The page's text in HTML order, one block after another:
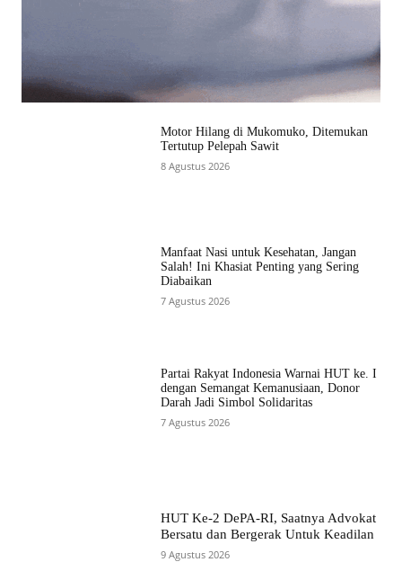
Motor Hilang di Mukomuko, Ditemukan
Tertutup Pelepah Sawit
8 Agustus 2026
Manfaat Nasi untuk Kesehatan, Jangan
Salah! Ini Khasiat Penting yang Sering
Diabaikan
7 Agustus 2026
Partai Rakyat Indonesia Warnai HUT ke. I
dengan Semangat Kemanusiaan, Donor
Darah Jadi Simbol Solidaritas
7 Agustus 2026
HUT Ke-2 DePA-RI, Saatnya Advokat
Bersatu dan Bergerak Untuk Keadilan
9 Agustus 2026